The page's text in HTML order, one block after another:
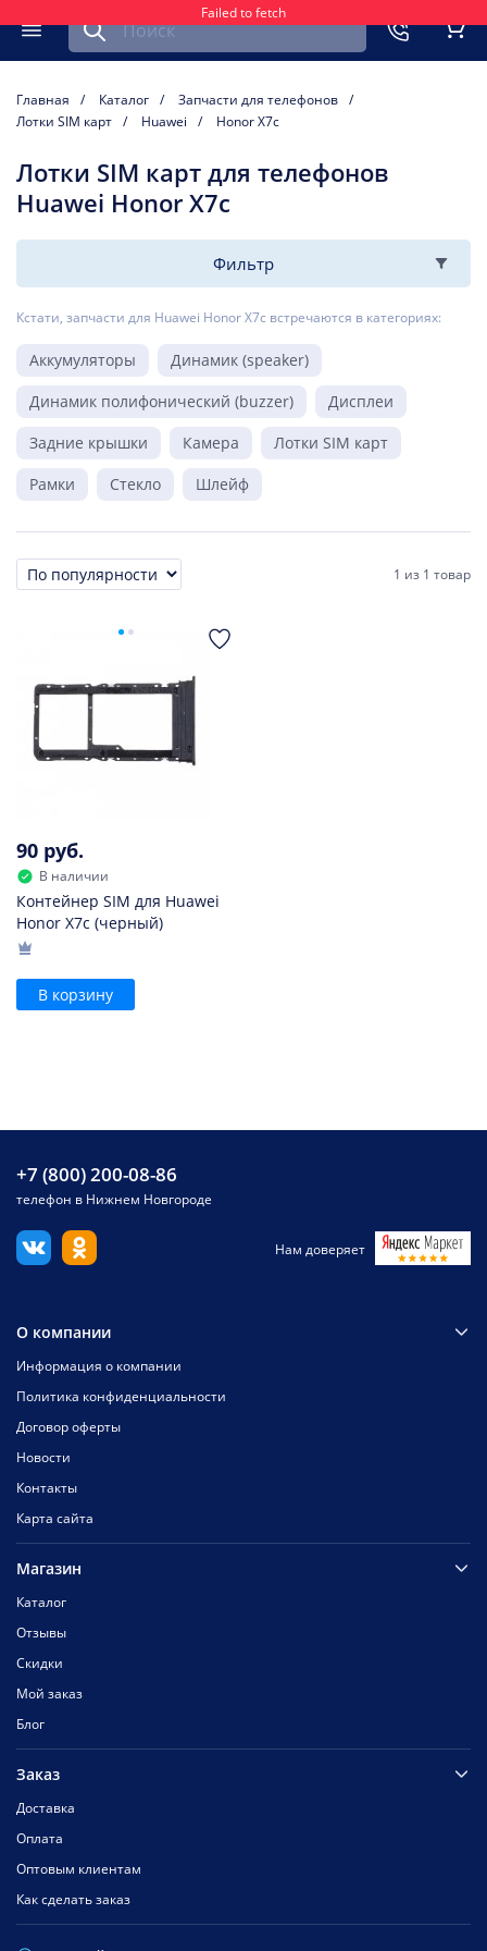
Failed to fetch
Меню
Найти запчасть для мобильного устройства
Главная Каталог
Запчасти для телефонов
Лотки SIM карт
Huawei Honor X7c
Лотки SIM карт для телефонов
Huawei Honor X7c
Фильтр
Кстати, запчасти для Huawei Honor X7c встречаются в категориях:
Аккумуляторы
Динамик (speaker)
Динамик полифонический (buzzer)
Дисплеи
Задние крышки
Камера
Лотки SIM карт
Рамки
Стекло Шлейф
Сортировка 1 из 1 товар
90 руб.
В наличии
Контейнер SIM для Huawei
Honor X7c (черный)
В корзину
+7 (800) 200-08-86
телефон в Нижнем Новгороде
Нам доверяет
О компании
Информация о компании
Политика конфиденциальности
Договор оферты
Новости
Контакты
Карта сайта
Магазин
Каталог
Отзывы
Скидки
Мой заказ
Блог
Заказ
Доставка
Оплата
Оптовым клиентам
Как сделать заказ